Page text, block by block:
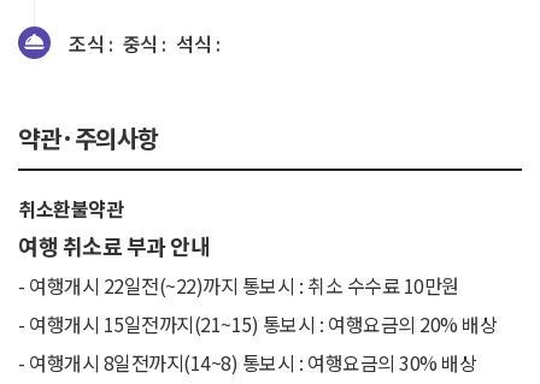
조식 : 중식 : 석식 :
약관·주의사항
취소환불약관
여행 취소료 부과 안내
- 여행개시 22일전(~22)까지 통보시 : 취소 수수료 10만원
- 여행개시 15일전까지(21~15) 통보시 : 여행요금의 20% 배상
- 여행개시 8일전까지(14~8) 통보시 : 여행요금의 30% 배상